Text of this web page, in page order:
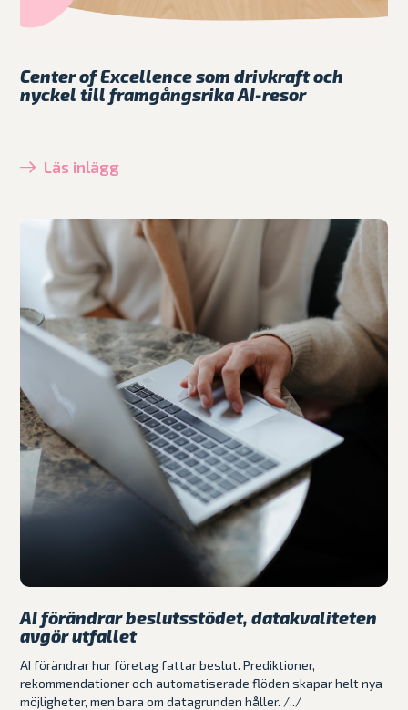
Center of Excellence som drivkraft och
nyckel till framgångsrika AI-resor
Läs inlägg
AI förändrar beslutsstödet, datakvaliteten
avgör utfallet
AI förändrar hur företag fattar beslut. Prediktioner,
rekommendationer och automatiserade flöden skapar helt nya
möjligheter, men bara om datagrunden håller. /../